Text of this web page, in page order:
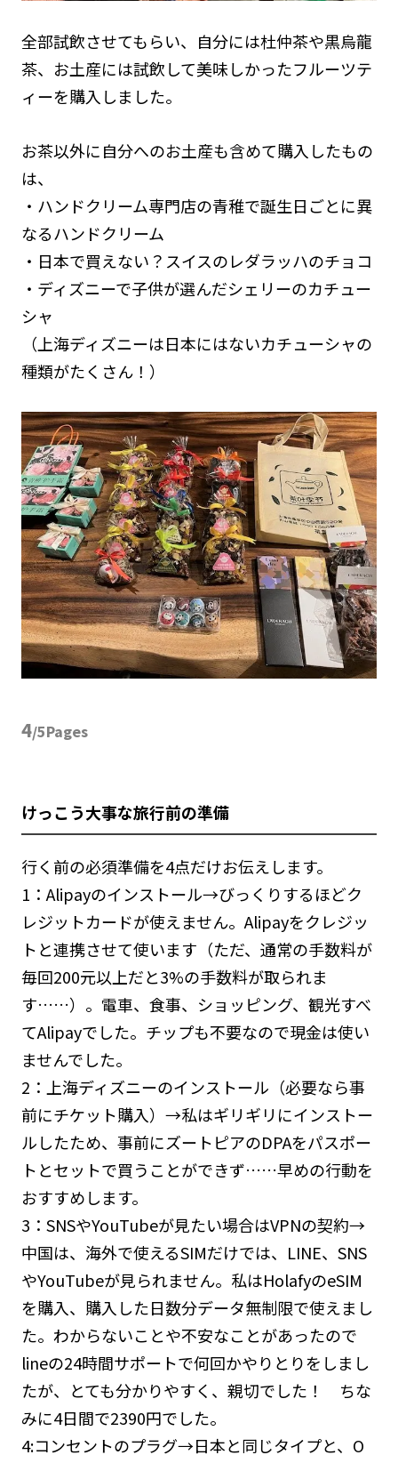
全部試飲させてもらい、自分には杜仲茶や黒烏龍
茶、お土産には試飲して美味しかったフルーツテ
ィーを購入しました。
お茶以外に自分へのお土産も含めて購入したもの
は、
・ハンドクリーム専門店の青稚で誕生日ごとに異
なるハンドクリーム
・日本で買えない？スイスのレダラッハのチョコ
・ディズニーで子供が選んだシェリーのカチュー
シャ
（上海ディズニーは日本にはないカチューシャの
種類がたくさん！）
4/5Pages
けっこう大事な旅行前の準備
行く前の必須準備を4点だけお伝えします。
1：Alipayのインストール→びっくりするほどク
レジットカードが使えません。Alipayをクレジッ
トと連携させて使います（ただ、通常の手数料が
毎回200元以上だと3%の手数料が取られま
す……）。電車、食事、ショッピング、観光すべ
てAlipayでした。チップも不要なので現金は使い
ませんでした。
2：上海ディズニーのインストール（必要なら事
前にチケット購入）→私はギリギリにインストー
ルしたため、事前にズートピアのDPAをパスポー
トとセットで買うことができず……早めの行動を
おすすめします。
3：SNSやYouTubeが見たい場合はVPNの契約→
中国は、海外で使えるSIMだけでは、LINE、SNS
やYouTubeが見られません。私はHolafyのeSIM
を購入、購入した日数分データ無制限で使えまし
た。わからないことや不安なことがあったので
lineの24時間サポートで何回かやりとりをしまし
たが、とても分かりやすく、親切でした！ ちな
みに4日間で2390円でした。
4:コンセントのプラグ→日本と同じタイプと、O